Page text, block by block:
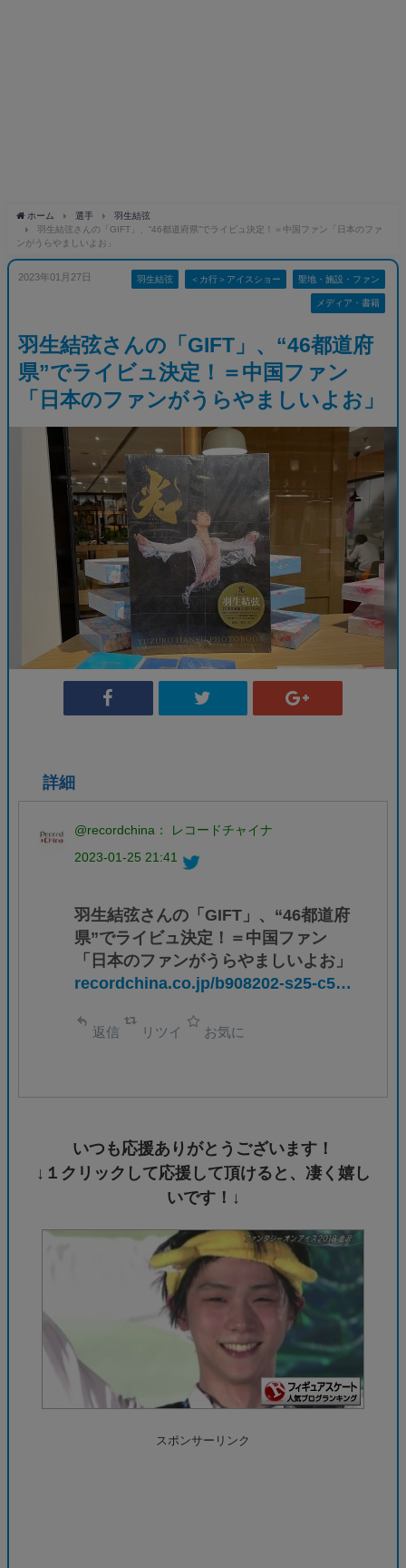
ホーム 選手
羽生結弦
羽生結弦さんの「GIFT」、“46都道府県”でライビュ決定！＝中国ファン「日本のファ
ンがうらやましいよお」
2023年01月27日 羽生結弦 ＜カ行＞アイスショー 聖地・施設・ファン
メディア・書籍
羽生結弦さんの「GIFT」、“46都道府
県”でライビュ決定！＝中国ファン
「日本のファンがうらやましいよお」
詳細
@recordchina： レコードチャイナ
2023-01-25 21:41
羽生結弦さんの「GIFT」、“46都道府
県”でライビュ決定！＝中国ファン
「日本のファンがうらやましいよお」
recordchina.co.jp/b908202-s25-c5…
返信 リツイ お気に
いつも応援ありがとうございます！
↓１クリックして応援して頂けると、凄く嬉し
いです！↓
スポンサーリンク